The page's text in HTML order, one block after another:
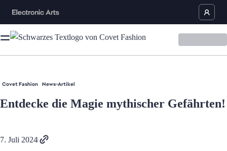
Covet Fashion News-Artikel
Entdecke die Magie mythischer Gefährten!
7. Juli 2024